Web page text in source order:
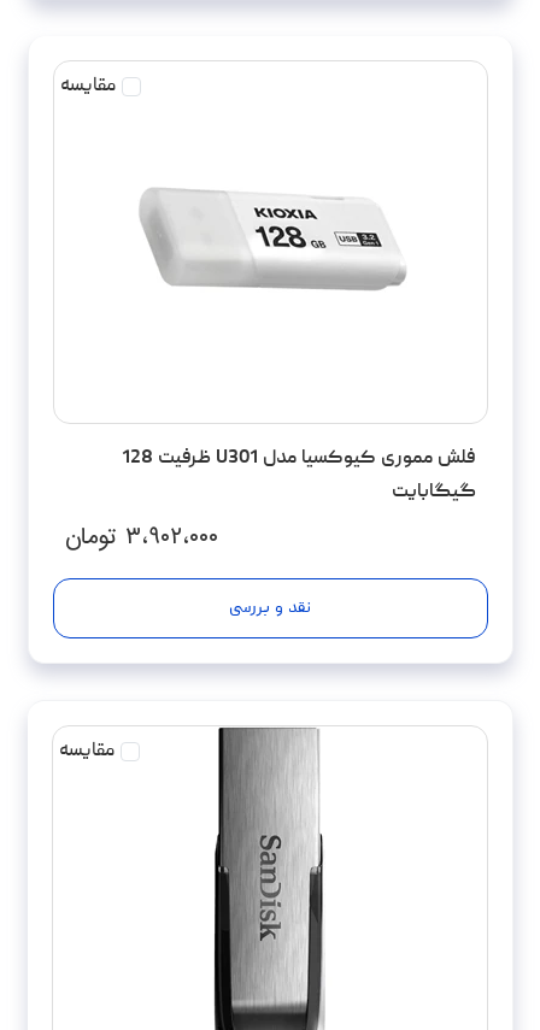
مقایسه
فلش مموری کیوکسیا مدل U301 ظرفیت 128
گیگابایت
۳،۹۰۲،۰۰۰ تومان
نقد و بررسی
مقایسه